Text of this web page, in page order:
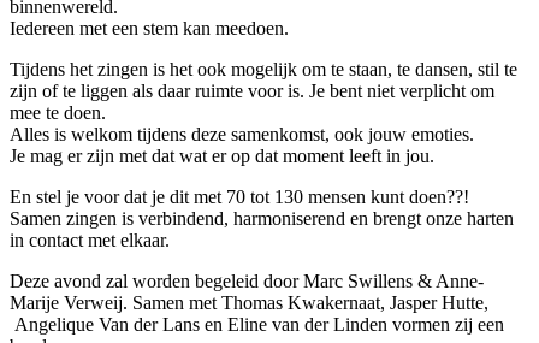
binnenwereld.
Iedereen met een stem kan meedoen.
Tijdens het zingen is het ook mogelijk om te staan, te dansen, stil te
zijn of te liggen als daar ruimte voor is. Je bent niet verplicht om
mee te doen.
Alles is welkom tijdens deze samenkomst, ook jouw emoties.
Je mag er zijn met dat wat er op dat moment leeft in jou.
En stel je voor dat je dit met 70 tot 130 mensen kunt doen??!
Samen zingen is verbindend, harmoniserend en brengt onze harten
in contact met elkaar.
Deze avond zal worden begeleid door Marc Swillens & Anne-
Marije Verweij. Samen met Thomas Kwakernaat, Jasper Hutte,
Angelique Van der Lans en Eline van der Linden vormen zij een